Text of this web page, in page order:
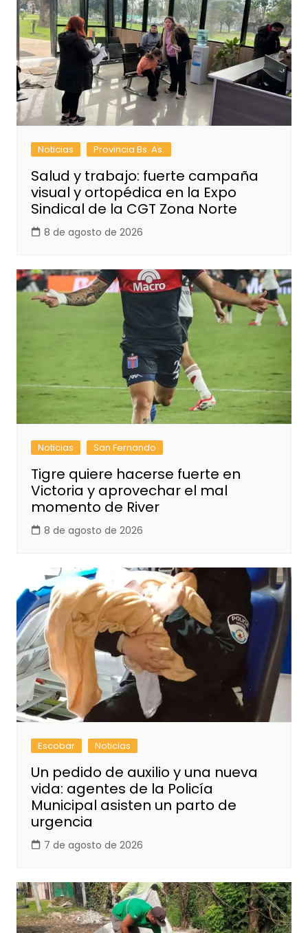
Noticias Provincia Bs. As.
Salud y trabajo: fuerte campaña
visual y ortopédica en la Expo
Sindical de la CGT Zona Norte
8 de agosto de 2026
Noticias San Fernando
Tigre quiere hacerse fuerte en
Victoria y aprovechar el mal
momento de River
8 de agosto de 2026
Escobar Noticias
Un pedido de auxilio y una nueva
vida: agentes de la Policía
Municipal asisten un parto de
urgencia
7 de agosto de 2026